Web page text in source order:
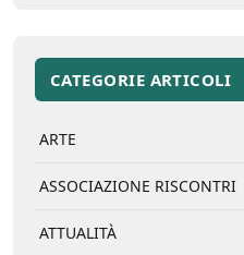
CATEGORIE ARTICOLI
ARTE
ASSOCIAZIONE RISCONTRI
ATTUALITÀ